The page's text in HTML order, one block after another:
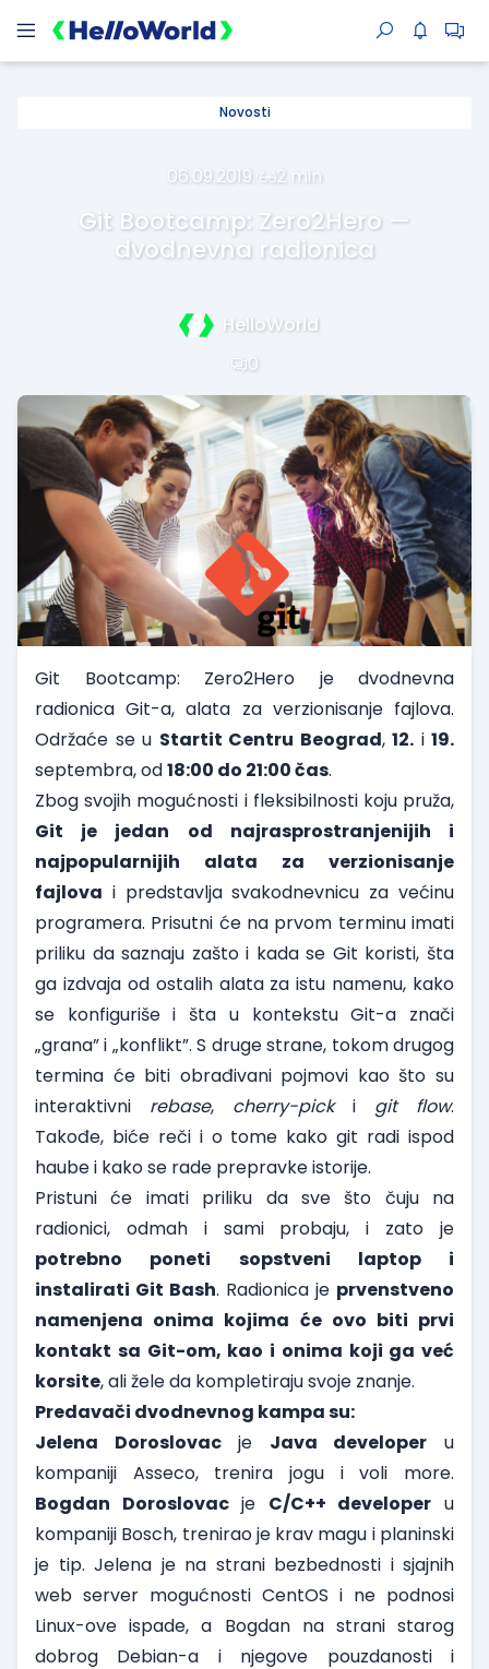
Novosti
06.09.2019. 2 min
Git Bootcamp: Zero2Hero —
dvodnevna radionica
HelloWorld
0
Git Bootcamp: Zero2Hero je dvodnevna
radionica Git-a, alata za verzionisanje fajlova.
Održaće se u Startit Centru Beograd, 12. i 19.
septembra, od18:00 do 21:00 čas.
Zbog svojih mogućnosti i fleksibilnosti koju pruža,
Git je jedan od najrasprostranjenijih i
najpopularnijih alata za verzionisanje
fajlova i predstavlja svakodnevnicu za većinu
programera. Prisutni će na prvom terminu imati
priliku da saznaju zašto i kada se Git koristi, šta
ga izdvaja od ostalih alata za istu namenu, kako
se konfiguriše i šta u kontekstu Git-a znači
„grana” i „konflikt”. S druge strane, tokom drugog
termina će biti obrađivani pojmovi kao što su
interaktivni rebase, cherry-picki git flow.
Takođe, biće reči i o tome kako git radi ispod
haube i kako se rade prepravke istorije.
Pristuni će imati priliku da sve što čuju na
radionici, odmah i sami probaju, i zato je
potrebno poneti sopstveni laptop i
instalirati Git Bash. Radionica je prvenstveno
namenjena onima kojima će ovo biti prvi
kontakt sa Git-om, kao i onima koji ga već
korsite, ali žele da kompletiraju svoje znanje.
Predavači dvodnevnog kampa su:
Jelena Doroslovacje Java developer u
kompaniji Asseco, trenira jogu i voli more.
Bogdan Doroslovacje C/C++ developer u
kompaniji Bosch, trenirao je krav magu i planinski
je tip. Jelena je na strani bezbednosti i sjajnih
web server mogućnosti CentOS i ne podnosi
Linux-ove ispade, a Bogdan na strani starog
dobrog Debian-a i njegove pouzdanosti i